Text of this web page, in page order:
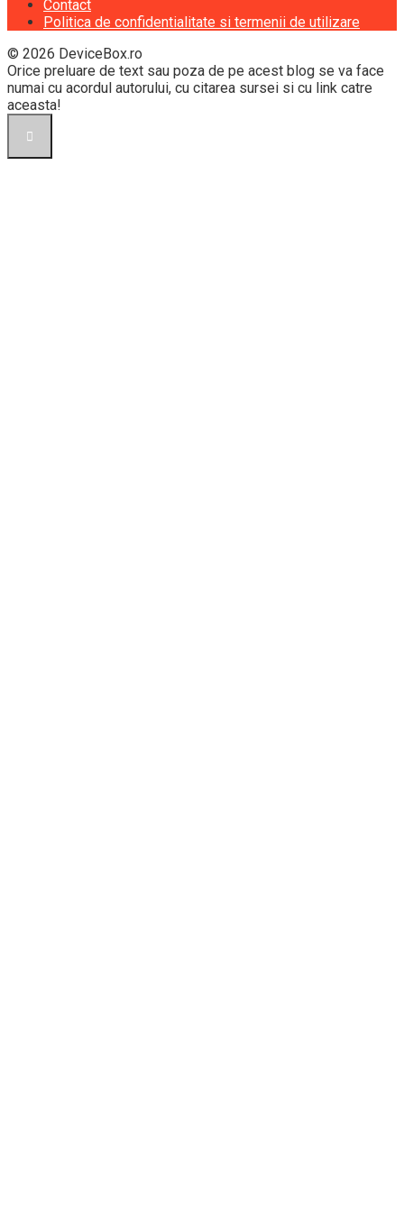
Contact
Politica de confidentialitate si termenii de utilizare
© 2026 DeviceBox.ro
Orice preluare de text sau poza de pe acest blog se va face
numai cu acordul autorului, cu citarea sursei si cu link catre
aceasta!